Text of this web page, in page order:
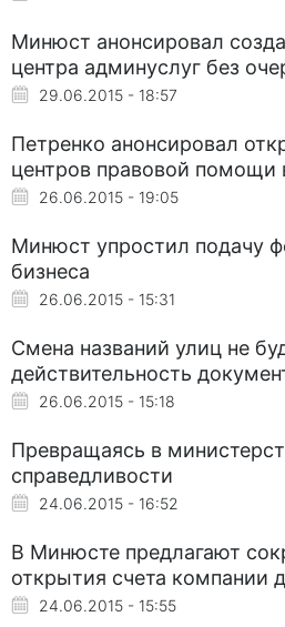
Минюст анонсировал
центра админуслуг без
29.06.2015 - 18:57
Петренко анонсировал
центров правовой помощи
26.06.2015 - 19:05
Минюст упростил подачу
бизнеса
26.06.2015 - 15:31
Смена названий улиц не
действительность
26.06.2015 - 15:18
Превращаясь в
справедливости
24.06.2015 - 16:52
В Минюсте предлагают
открытия счета компании
24.06.2015 - 15:55